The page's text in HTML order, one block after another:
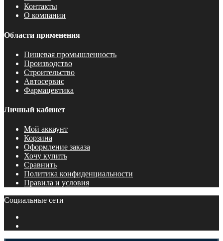
Контакты
О компании
Области применения
Пищевая промышленность
Производство
Строительство
Автосервис
Фармацевтика
Личный кабинет
Мой аккаунт
Корзина
Оформление заказа
Хочу купить
Сравнить
Политика конфиденциальности
Правила и условия
Социальные сети